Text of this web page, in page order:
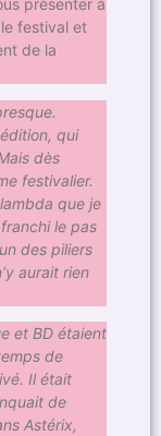
présenter à
festival et
de la
qui
dès
festivalier.
que je
franchi le pas
des piliers
aurait rien
et BD étaient
de
Il était
de
Astérix,